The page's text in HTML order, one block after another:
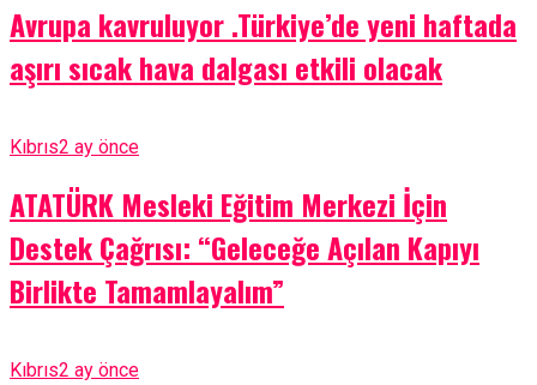
Avrupa kavruluyor .Türkiye’de yeni haftada
aşırı sıcak hava dalgası etkili olacak
Kıbrıs2 ay önce
ATATÜRK Mesleki Eğitim Merkezi İçin
Destek Çağrısı: “Geleceğe Açılan Kapıyı
Birlikte Tamamlayalım”
Kıbrıs2 ay önce